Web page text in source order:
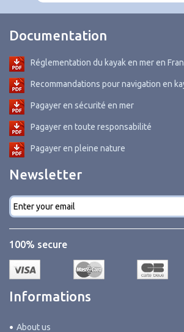
Documentation
Réglementation du kayak en mer en
Recommandations pour navigation en
Pagayer en sécurité en mer
Pagayer en toute responsabilité
Pagayer en pleine nature
Newsletter
E-
mail
*
100% secure
Informations
About us